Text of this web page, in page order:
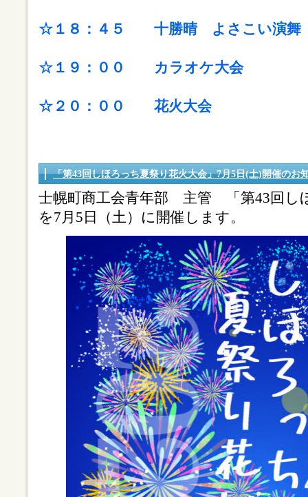
☆１８：４５ 十勝晴 よさこい演舞
☆１９：００ カラオケ大会
☆２０：００ 花火大会
「第43回しほろっち夏祭り花火大会」7月5日(土)開催のお
士幌町商工会青年部 主管 「第43回し
を7月5日（土）に開催します。